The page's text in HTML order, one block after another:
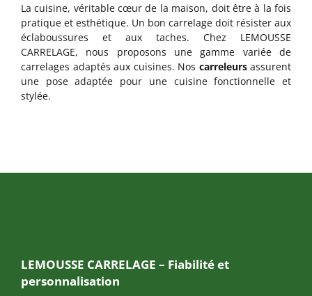
La cuisine, véritable cœur de la maison, doit être à la fois
pratique et esthétique. Un bon carrelage doit résister aux
éclaboussures et aux taches. Chez LEMOUSSE
CARRELAGE, nous proposons une gamme variée de
carrelages adaptés aux cuisines. Nos carreleursassurent
une pose adaptée pour une cuisine fonctionnelle et
stylée.
LEMOUSSE CARRELAGE – Fiabilité et
personnalisation